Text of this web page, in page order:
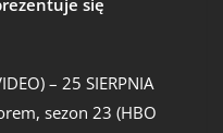
się
– 25 SIERPNIA
sezon 23 (HBO